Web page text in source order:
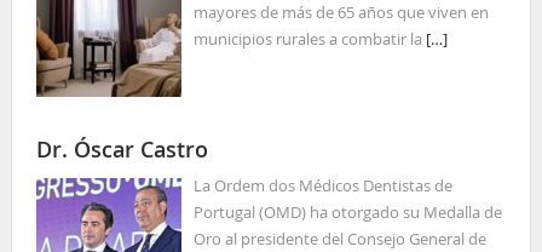
mayores de más de 65 años que viven en
municipios rurales a combatir la […]
Dr. Óscar Castro
La Ordem dos Médicos Dentistas de
Portugal (OMD) ha otorgado su Medalla de
Oro al presidente del Consejo General de